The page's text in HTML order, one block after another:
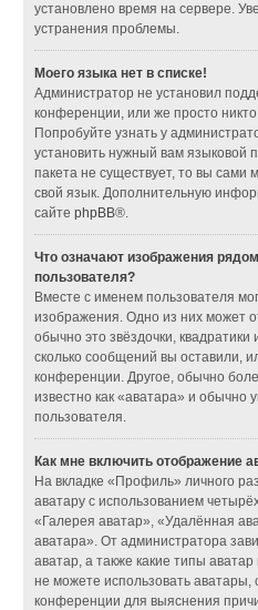
установлено время на сервере.
устранения проблемы.
Моего языка нет в списке!
Администратор не установил
конференции, или же просто
Попробуйте узнать у
установить нужный вам языковой
пакета не существует, то вы сами
свой язык. Дополнительную
сайтеphpBB®.
Что означают изображения
пользователя?
Вместе с именем пользователя
изображения. Одно из них может
обычно это звёздочки,
сколько сообщений вы оставили,
конференции. Другое, обычно
известно как «аватара» и обычно
пользователя.
Как мне включить отображение
На вкладке «Профиль» личного
аватару с использованием
«Галерея аватар», «Удалённая
аватара». От администратора
аватар, а также какие типы
не можете использовать аватары,
конференции для выяснения